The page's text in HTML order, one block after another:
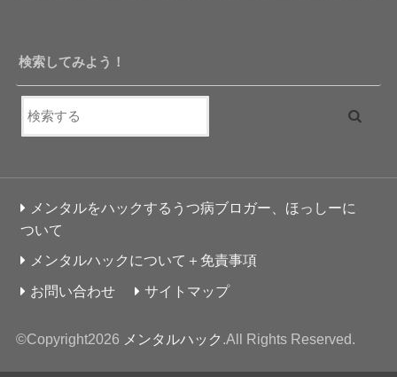
検索してみよう！
メンタルをハックするうつ病ブロガー、ほっしーに
ついて
メンタルハックについて＋免責事項
お問い合わせ
サイトマップ
©Copyright2026 メンタルハック .All Rights Reserved.